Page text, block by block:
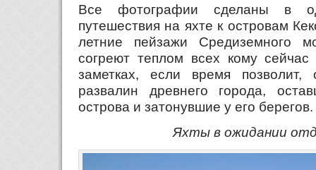
Все фотографии сделаны в
путешествия на яхте к островам
летние пейзажи Средиземного
согреют теплом всех кому
заметках, если время позволит,
развалин древнего города,
острова и затонувшие у его берегов.
Яхты в ожидании